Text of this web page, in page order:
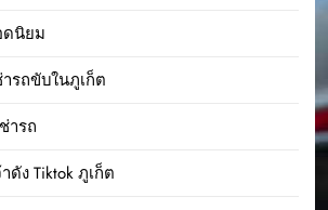
ดนิยม
รถขับในภูเก็ต
ารถ
ดัง Tiktok ภูเก็ต